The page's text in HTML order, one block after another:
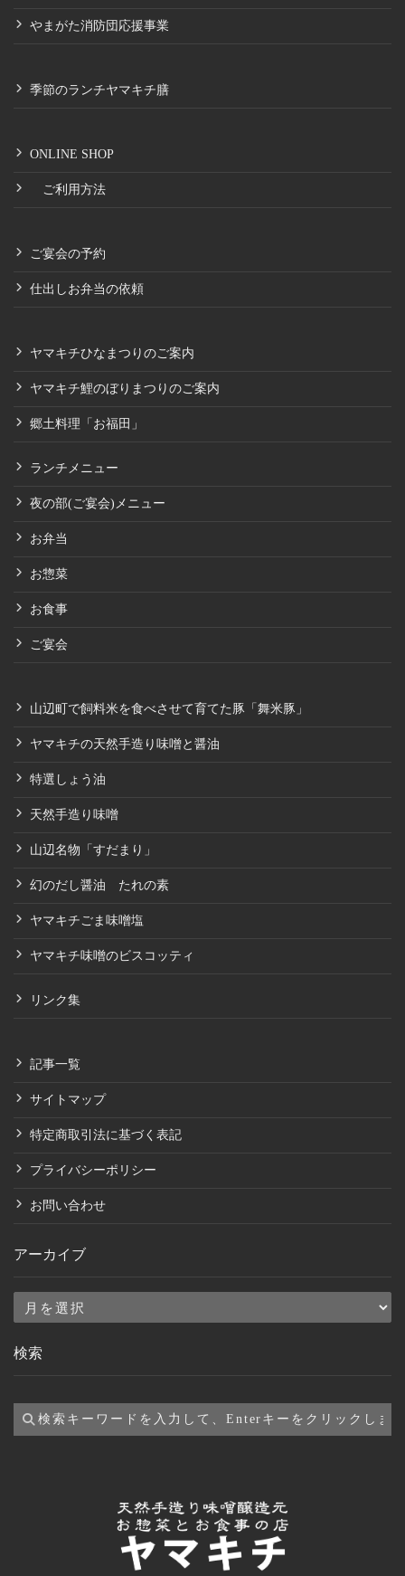
やまがた消防団応援事業
季節のランチヤマキチ膳
ONLINE SHOP
ご利用方法
ご宴会の予約
仕出しお弁当の依頼
ヤマキチひなまつりのご案内
ヤマキチ鯉のぼりまつりのご案内
郷土料理「お福田」
ランチメニュー
夜の部(ご宴会)メニュー
お弁当
お惣菜
お食事
ご宴会
山辺町で飼料米を食べさせて育てた豚「舞米豚」
ヤマキチの天然手造り味噌と醤油
特選しょう油
天然手造り味噌
山辺名物「すだまり」
幻のだし醤油 たれの素
ヤマキチごま味噌塩
ヤマキチ味噌のビスコッティ
リンク集
記事一覧
サイトマップ
特定商取引法に基づく表記
プライバシーポリシー
お問い合わせ
アーカイブ
ア
カ
ブ
検索